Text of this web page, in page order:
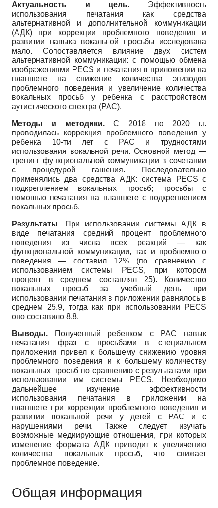
Актуальность и цель. Эффективность
использования печатания как средства
альтернативной и дополнительной коммуникации
(АДК) при коррекции проблемного поведения и
развитии навыка вокальной просьбы исследована
мало. Сопоставляется влияние двух систем
альтернативной коммуникации: с помощью обмена
изображениями PECS и печатания в приложении на
планшете на снижение количества эпизодов
проблемного поведения и увеличение количества
вокальных просьб у ребенка с расстройством
аутистического спектра (РАС).
Методы и методики.С 2018 по 2020 г.г.
проводилась коррекция проблемного поведения у
ребенка 10-ти лет с РАС и трудностями
использования вокальной речи. Основной метод —
тренинг функциональной коммуникации в сочетании
с процедурой гашения. Последовательно
применялись два средства АДК: система PECS с
подкреплением вокальных просьб; просьбы с
помощью печатания на планшете с подкреплением
вокальных просьб.
Результаты.
При использовании системы АДК в
виде печатания средний процент проблемного
поведения из числа всех реакций — как
функциональной коммуникации, так и проблемного
поведения — составил 12% (по сравнению с
использованием системы PECS, при котором
процент в среднем составлял 25). Количество
вокальных просьб за учебный день при
использовании печатания в приложении равнялось в
среднем 25.9, тогда как при использовании PECS
оно составило 8.8.
Выводы.
Полученный ребенком с РАС навык
печатания фраз с просьбами в специальном
приложении привел к большему снижению уровня
проблемного поведения и к большему количеству
вокальных просьб по сравнению с результатами при
использовании им системы PECS. Необходимо
дальнейшее изучение эффективности
использования печатания в приложении на
планшете при коррекции проблемного поведения и
развитии вокальной речи у детей с РАС и с
нарушениями речи. Также следует изучать
возможные медиирующие отношения, при которых
изменение формата АДК приводит к увеличению
количества вокальных просьб, что снижает
проблемное поведение.
Общая информация